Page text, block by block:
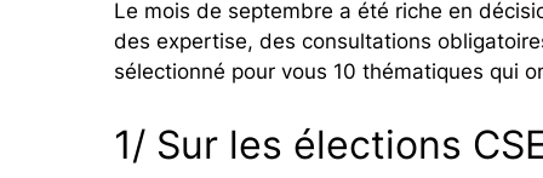
Le mois de septembre a été riche en
des expertise, des consultations
sélectionné pour vous 10 thématiques qui
1/ Sur les élections